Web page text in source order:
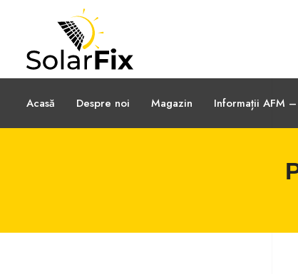
Acasă Despre noi Magazin Informații AFM